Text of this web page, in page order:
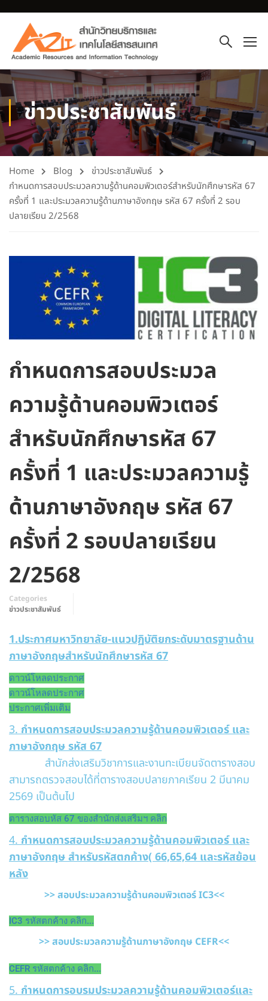
ข่าวประชาสัมพันธ์
Home Blog
ข่าวประชาสัมพันธ์
กำหนดการสอบประมวลความรู้ด้านคอมพิวเตอร์สำหรับนักศึกษารหัส 67
ครั้งที่ 1 และประมวลความรู้ด้านภาษาอังกฤษ รหัส 67 ครั้งที่ 2 รอบ
ปลายเรียน 2/2568
กำหนดการสอบประมวล
ความรู้ด้านคอมพิวเตอร์
สำหรับนักศึกษารหัส 67
ครั้งที่ 1 และประมวลความรู้
ด้านภาษาอังกฤษ รหัส 67
ครั้งที่ 2 รอบปลายเรียน
2/2568
Categories
ข่าวประชาสัมพันธ์
1.ประกาศมหาวิทยาลัย-แนวปฏิบัติยกระดับมาตรฐานด้าน
ภาษาอังกฤษสำหรับนักศึกษารหัส 67
ดาวน์โหลดประกาศ
ดาวน์โหลดประกาศ
ประกาศเพิ่มเติม
3.กำหนดการสอบประมวลความรู้ด้านคอมพิวเตอร์ และ
ภาษาอังกฤษ รหัส 67
สำนักส่งเสริมวิชาการและงานทะเบียนจัดตารางสอบ
สามารถตรวจสอบได้ที่ตารางสอบปลายภาคเรียน 2 มีนาคม
2569 เป็นต้นไป
ตารางสอบหัส 67 ของสำนักส่งเสริมฯ คลิก
4.กำหนดการสอบประมวลความรู้ด้านคอมพิวเตอร์ และ
ภาษาอังกฤษ สำหรับรหัสตกค้าง( 66,65,64 และรหัสย้อน
หลัง
>> สอบประมวลความรู้ด้านคอมพิวเตอร์ IC3<<
IC3 รหัสตกค้าง คลิก...
>> สอบประมวลความรู้ด้านภาษาอังกฤษ CEFR<<
CEFR รหัสตกค้าง คลิก...
5.กำหนดการอบรมประมวลความรู้ด้านคอมพิวเตอร์และ